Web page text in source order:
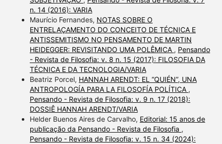
n. 14 (2016): VARIA
Maurício Fernandes, NOTAS SOBRE O
ENTRELAÇAMENTO DO CONCEITO DE TÉCNICA E
ANTISSEMITISMO NO PENSAMENTO DE MARTIN
HEIDEGGER: REVISITANDO UMA POLÊMICA , Pensando
- Revista de Filosofia: v. 8 n. 15 (2017): FILOSOFIA DA
TÉCNICA E DA TECNOLOGIA/VARIA
Beatriz Porcel, HANNAH ARENDT: EL “QUIÉN”, UNA
ANTROPOLOGÍA PARA LA FILOSOFÍA POLÍTICA ,
Pensando - Revista de Filosofia: v. 9 n. 17 (2018):
DOSSIÊ HANNAH ARENDT/VARIA
Helder Buenos Aires de Carvalho, Editorial: 15 anos de
publicação da Pensando - Revista de Filosofia ,
Pensando - Revista de Filosofia: v. 15 n. 34 (2024):